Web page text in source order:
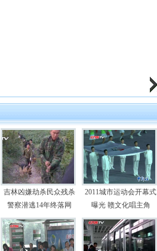
吉林凶嫌劫杀民众残杀
警察潜逃14年终落网
2011城市运动会开幕式
曝光 赣文化唱主角